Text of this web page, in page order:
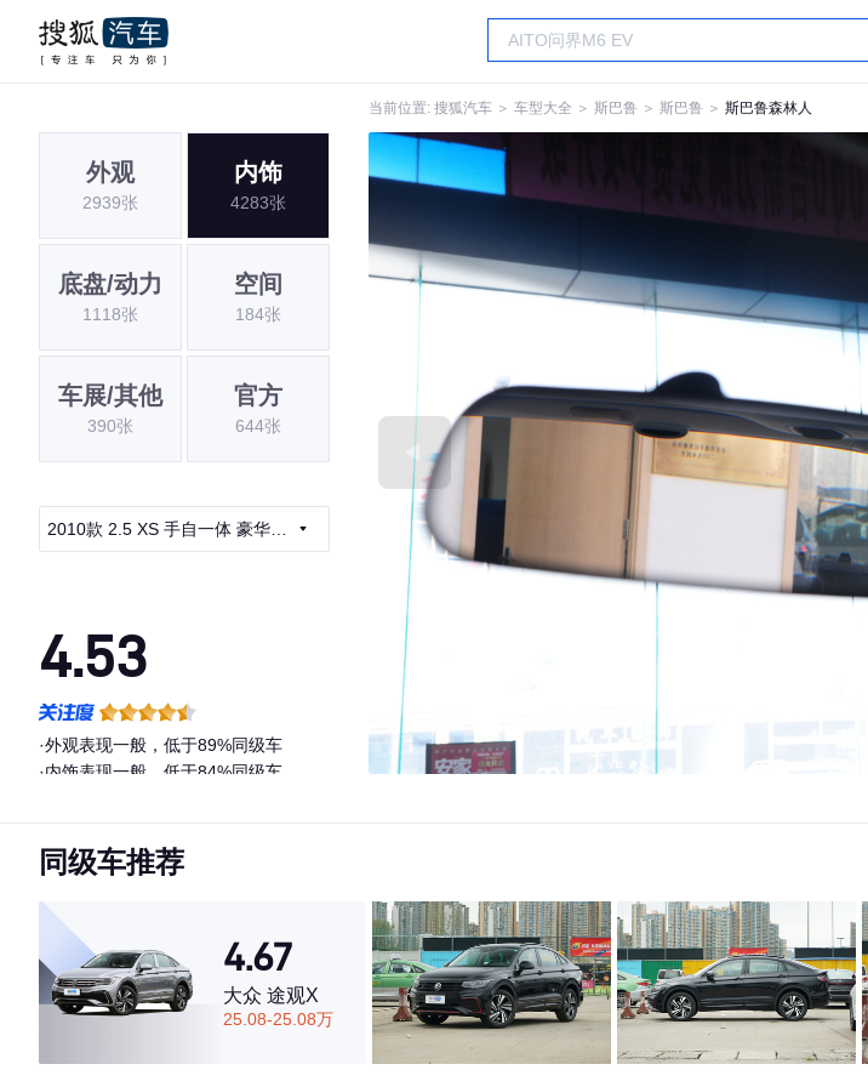
当前位置: 搜狐汽车 ＞ 车型大全 ＞ 斯巴鲁 ＞ 斯巴鲁 ＞ 斯巴鲁森林人
外观
2939张
内饰
4283张
底盘/动力
1118张
空间
184张
车展/其他
390张
官方
644张
2010款 2.5 XS 手自一体 豪华导
4.53
·外观表现一般，低于89%同级车
·内饰表现一般，低于84%同级车
同级车推荐
4.67
大众 途观X
25.08-25.08万